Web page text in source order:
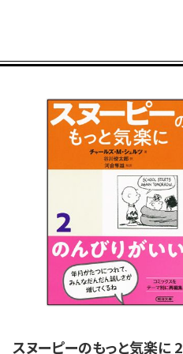
スヌーピーのもっと気楽に 2